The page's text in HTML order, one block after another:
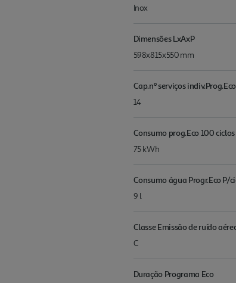
Inox
Dimensões LxAxP
598x815x550 mm
Cap.nº serviços indiv.Prog.Eco
14
Consumo prog.Eco 100 ciclos
75 kWh
Consumo água Progr.Eco P/
9 l
Classe Emissão de ruído
C
Duração Programa Eco